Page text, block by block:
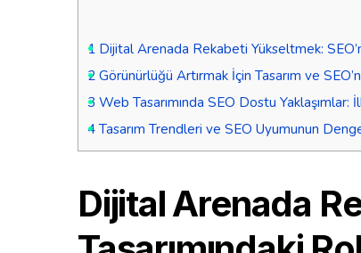
1 Dijital Arenada Rekabeti Yükseltmek:
2 Görünürlüğü Artırmak İçin Tasarım ve
3 Web Tasarımında SEO Dostu Yaklaşımlar: İlk
4Tasarım Trendleri ve SEO Uyumunun
Dijital Arenada